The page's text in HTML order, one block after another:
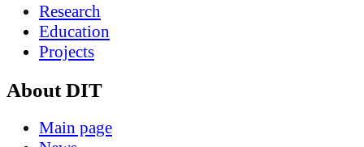
Research
Education
Projects
About DIT
Main page